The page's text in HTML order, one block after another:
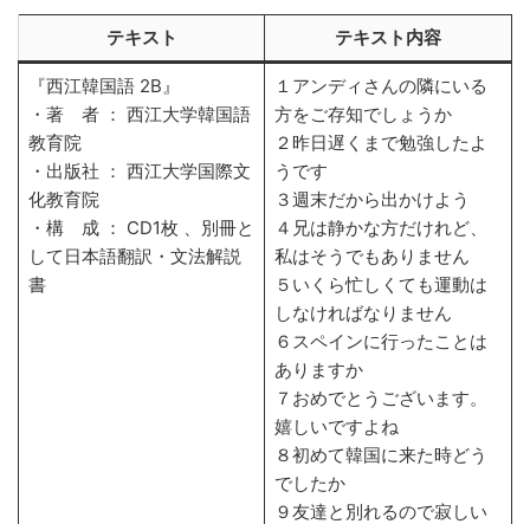
テキスト テキスト内容
『西江韓国語 2B』
・著 者 ： 西江大学韓国語
教育院
・出版社 ： 西江大学国際文
化教育院
・構 成 ： CD1枚 、別冊と
して日本語翻訳・文法解説
書
１アンディさんの隣にいる
方をご存知でしょうか
２昨日遅くまで勉強したよ
うです
３週末だから出かけよう
４兄は静かな方だけれど、
私はそうでもありません
５いくら忙しくても運動は
しなければなりません
６スペインに行ったことは
ありますか
７おめでとうございます。
嬉しいですよね
８初めて韓国に来た時どう
でしたか
９友達と別れるので寂しい